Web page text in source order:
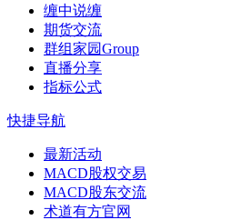
缠中说缠
期货交流
群组家园Group
直播分享
指标公式
快捷导航
最新活动
MACD股权交易
MACD股东交流
术道有方官网